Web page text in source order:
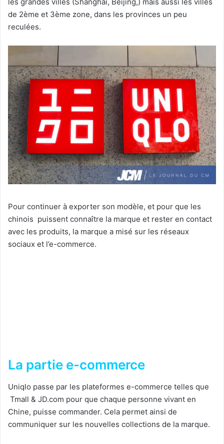
de 2ème et 3ème zone, dans les provinces un peu
reculées.
Pour continuer à exporter son modèle, et pour que les
chinois puissent connaître la marque et rester en contact
avec les produits, la marque a misé sur les réseaux
sociaux et l’e-commerce.
La partie e-commerce
Uniqlo passe par les plateformes e-commerce telles que
Tmall & JD.com pour que chaque personne vivant en
Chine, puisse commander. Cela permet ainsi de
communiquer sur les nouvelles collections de la marque.